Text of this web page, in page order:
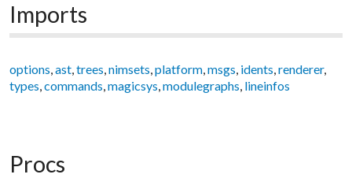
Imports
options,ast,trees,nimsets,platform,msgs, idents,renderer,
types,commands,magicsys,modulegraphs, lineinfos
Procs